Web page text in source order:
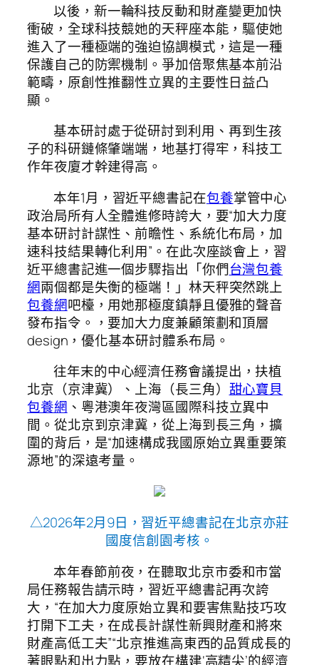
以後，新一輪科技反動和財產變更加快
衝破，全球科技競她的天秤座本能，驅使她
進入了一種極端的強迫協調模式，這是一種
保護自己的防禦機制。爭加倍聚焦基本前沿
範疇，原創性推翻性立異的主要性日益凸
顯。
基本研討處于從研討到利用、再到生孩
子的科研鏈條肇端端，地基打得牢，科技工
作年夜廈才幹建得高。
本年1月，習近平總書記在包養掌管中心
政治局所有人全體進修時誇大，要“加大力度
基本研討計謀性、前瞻性、系統化布局，加
速科技結果轉化利用”。在此次座談會上，習
近平總書記進一個步驟指出「你們台灣包養
網兩個都是失衡的極端！」林天秤突然跳上
包養網吧檯，用她那極度鎮靜且優雅的聲音
發布指令。，要加大力度兼顧策劃和頂層
design，優化基本研討體系布局。
往年末的中心經濟任務會議提出，扶植
北京（京津冀）、上海（長三角） 甜心寶貝
包養網 、粵港澳年夜灣區國際科技立異中
間。從北京到京津冀，從上海到長三角，擴
圍的背后，是“加速構成我國原始立異重要策
源地”的深遠考量。
△2026年2月9日，習近平總書記在北京亦莊
國度信創園考核。
本年春節前夜，在聽取北京市委和市當
局任務報告請示時，習近平總書記再次誇
大，“在加大力度原始立異和要害焦點技巧攻
打開下工夫，在成長計謀性新興財產和將來
財產高低工夫”“北京推進高東西的品質成長的
著眼點和出力點，要放在構建‘高精尖’的經濟